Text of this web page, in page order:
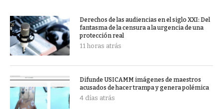
Derechos de las audiencias en el siglo XXI: Del
fantasma de la censura a la urgencia de una
protección real
11 horas atrás
Difunde USICAMM imágenes de maestros
acusados de hacer trampa y genera polémica
4 días atrás